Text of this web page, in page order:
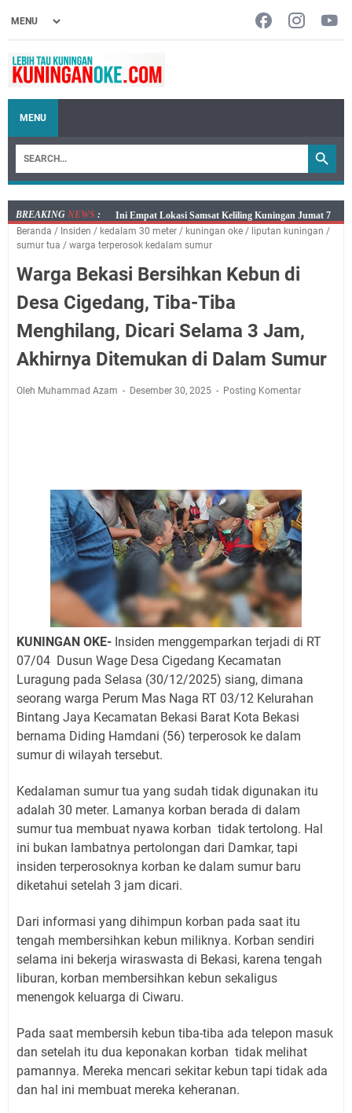
MENU
BREAKING NEWS :
Jumat 7 Agustus 2026 Mobil SIM Keliling Ada di
Kecamatan Sindangagung
Dicabut Dari Hidupmu, Kamu Akan Tetap Berjalan
Kelaparan Meskipun Memiliki Sekarung Penuh Uang
Salat Lima Waktu itu Bukan Cuma Kewajiban, Tapi
juga Tempat Beristirahat yang Paling Menenangkan, Ini
Jadwal Salat Wilayah Kuningan Jumat 7 Agustus 2026
Sangat Seru
Dokumen SPMI
Sudahkah Kita Merdeka Dari Hawa Nafsu?
Info Sembako di Pasar Kepuh Kuningan Kamis 6
Agustus 2026, Daging Naik, Telur Turun
Agenda Kegiatan Bupati Kuningan Jumat 7 Agustus
2026 Ada Tiga, Tapi yang Bakal Dihadiri Hanya Satu
Ini Empat Lokasi Samsat Keliling Kuningan Jumat 7
Agustus 2026
Beranda / Insiden / kedalam 30 meter / kuningan oke / liputan kuningan /
sumur tua / warga terperosok kedalam sumur
Warga Bekasi Bersihkan Kebun di
Desa Cigedang, Tiba-Tiba
Menghilang, Dicari Selama 3 Jam,
Akhirnya Ditemukan di Dalam Sumur
Oleh Muhammad Azam Desember 30, 2025 Posting Komentar
KUNINGAN OKE- Insiden menggemparkan terjadi di RT
07/04 Dusun Wage Desa Cigedang Kecamatan
Luragung pada Selasa (30/12/2025) siang, dimana
seorang warga Perum Mas Naga RT 03/12 Kelurahan
Bintang Jaya Kecamatan Bekasi Barat Kota Bekasi
bernama Diding Hamdani (56) terperosok ke dalam
sumur di wilayah tersebut.
Kedalaman sumur tua yang sudah tidak digunakan itu
adalah 30 meter. Lamanya korban berada di dalam
sumur tua membuat nyawa korban tidak tertolong. Hal
ini bukan lambatnya pertolongan dari Damkar, tapi
insiden terperosoknya korban ke dalam sumur baru
diketahui setelah 3 jam dicari.
Dari informasi yang dihimpun korban pada saat itu
tengah membersihkan kebun miliknya. Korban sendiri
selama ini bekerja wiraswasta di Bekasi, karena tengah
liburan, korban membersihkan kebun sekaligus
menengok keluarga di Ciwaru.
Pada saat membersih kebun tiba-tiba ada telepon masuk
dan setelah itu dua keponakan korban tidak melihat
pamannya. Mereka mencari sekitar kebun tapi tidak ada
dan hal ini membuat mereka keheranan.